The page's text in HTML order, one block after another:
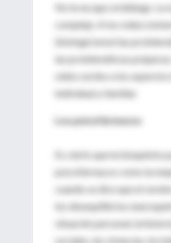
No le escapo al diálogo.
complejo. A los
(biologicismo) las
las problemáticas
oídos sordos a los
individual y familiar.
Los psicofármacos
Es cierto que la
psicofármacos como la
cuando se dice que el
los desequilibrios
situación personal, la
sociales, las vivencias, los